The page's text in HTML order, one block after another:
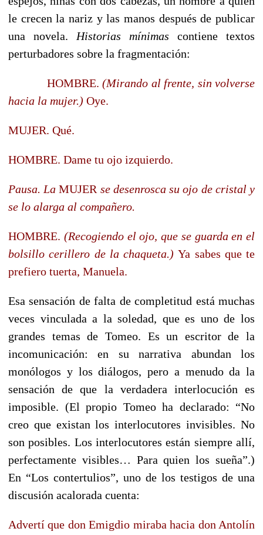
le crecen la nariz y las manos después de publicar
una novela. Historias mínimas contiene textos
perturbadores sobre la fragmentación:
HOMBRE.(Mirando al frente, sin volverse
hacia la mujer.) Oye.
MUJER. Qué.
HOMBRE. Dame tu ojo izquierdo.
Pausa. LaMUJER se desenrosca su ojo de cristal y
se lo alarga al compañero.
HOMBRE. (Recogiendo el ojo, que se guarda en el
bolsillo cerillero de la chaqueta.)Ya sabes que te
prefiero tuerta, Manuela.
Esa sensación de falta de completitud está muchas
veces vinculada a la soledad, que es uno de los
grandes temas de Tomeo. Es un escritor de la
incomunicación: en su narrativa abundan los
monólogos y los diálogos, pero a menudo da la
sensación de que la verdadera interlocución es
imposible. (El propio Tomeo ha declarado: “No
creo que existan los interlocutores invisibles. No
son posibles. Los interlocutores están siempre allí,
perfectamente visibles… Para quien los sueña”.)
En “Los contertulios”, uno de los testigos de una
discusión acalorada cuenta:
Advertí que don Emigdio miraba hacia don Antolín